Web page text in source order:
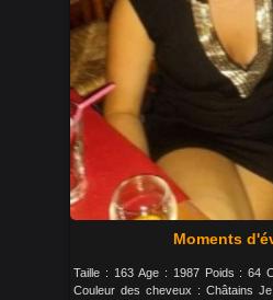
Moments
Taille : 163 Age : 1987 Poids : 64
Couleur des cheveux : Châtains